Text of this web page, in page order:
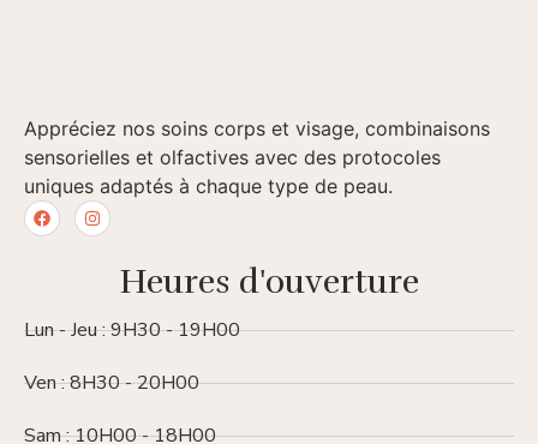
Appréciez nos soins corps et visage, combinaisons
sensorielles et olfactives avec des protocoles
uniques adaptés à chaque type de peau.
Heures d'ouverture
Lun - Jeu : 9H30 - 19H00
Ven : 8H30 - 20H00
Sam : 10H00 - 18H00